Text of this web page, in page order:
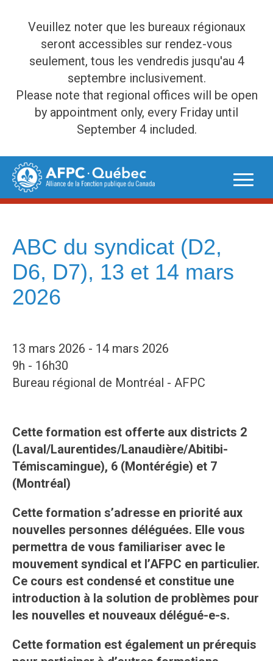
Veuillez noter que les bureaux régionaux
seront accessibles sur rendez-vous
seulement, tous les vendredis jusqu'au 4
septembre inclusivement.
Please note that regional offices will be open
by appointment only, every Friday until
September 4 included.
Skip
content
ABC du syndicat (D2,
D6, D7), 13 et 14 mars
2026
13 mars 2026 - 14 mars 2026
9h - 16h30
Bureau régional de Montréal - AFPC
Cette formation est offerte aux districts 2
(Laval/Laurentides/Lanaudière/Abitibi-
Témiscamingue), 6 (Montérégie) et 7
(Montréal)
Cette formation s’adresse en priorité aux
nouvelles personnes déléguées. Elle vous
permettra de vous familiariser avec le
mouvement syndical et l’AFPC en particulier.
Ce cours est condensé et constitue une
introduction à la solution de problèmes pour
les nouvelles et nouveaux délégué-e-s.
Cette formation est également un prérequis